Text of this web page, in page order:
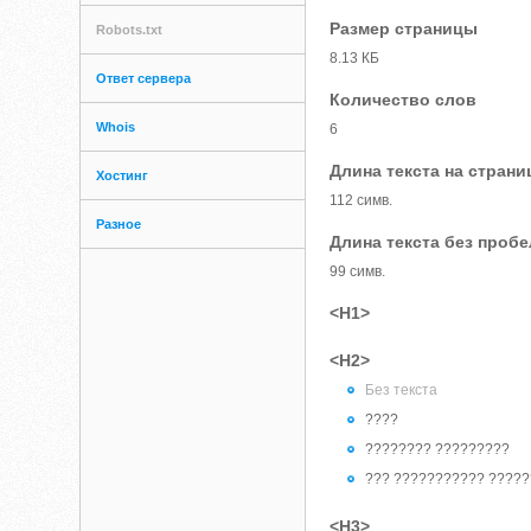
Robots.txt
Ответ сервера
Whois
Хостинг
Разное
Размер страницы
8.13 КБ
Количество слов
6
Длина текста на
112 симв.
Длина текста без
99 симв.
<H1>
<H2>
Без текста
????
???????? ?????????
??? ???????????
<H3>